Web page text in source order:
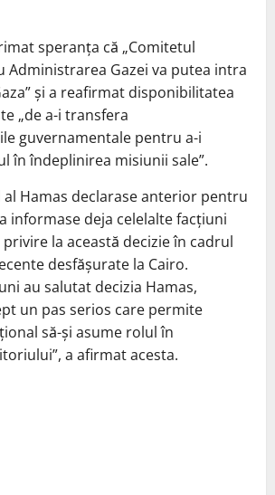
speranța că „Comitetul
Administrarea Gazei va putea intra
și a reafirmat disponibilitatea
„de a-i transfera
guvernamentale pentru a-i
în îndeplinirea misiunii sale”.
Hamas declarase anterior pentru
informase deja celelalte facțiuni
la această decizie în cadrul
desfășurate la Cairo.
au salutat decizia Hamas,
un pas serios care permite
să-și asume rolul în
a afirmat acesta.